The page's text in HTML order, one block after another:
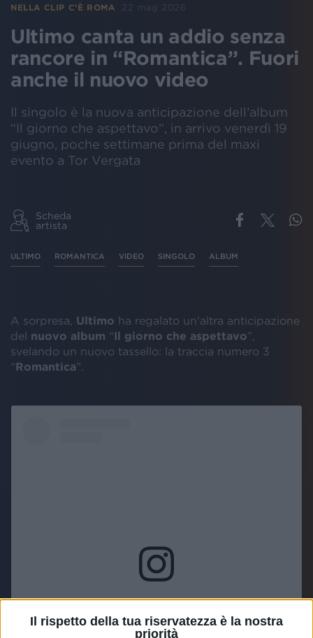
Il rispetto della tua riservatezza è la nostra
priorità
NELLA CLIP C’È ROMA 22 mag 2026
Ultimo canta un addio senza
rancore in “Romantica”. Fuori
anche il nuovo video
Il singolo è la nuova anticipazione dell’album
“Il giorno che aspettavo”, in arrivo venerdì 19
giugno, poche settimane prima del maxi
evento a Tor Vergata
Scheda
artista
ULTIMO ROMANTICA VIDEO SINGOLO ALBUM
A sorpresa, Ultimo ha regalato un’altra anticipazione
del nuovo album “Il giorno che aspettavo”,
svelando un nuovo tassello: la traccia numero 3
“Romantica”.
Visualizza questo post su Instagram